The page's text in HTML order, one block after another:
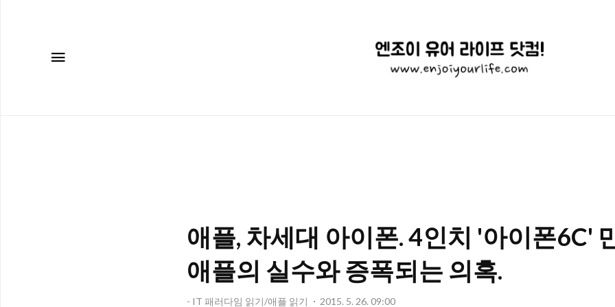
엔
조
프
닷
애플, 차세대 아이폰. 4인치 '아이폰6C'
애플의 실수와 증폭되는 의혹.
- IT 패러다임 읽기/애플 읽기 2015. 5. 26. 09:00